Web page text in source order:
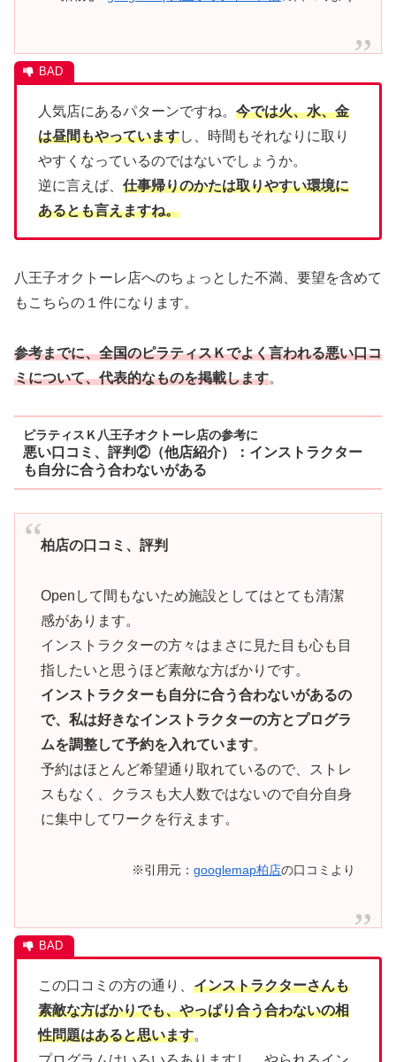
人気店にあるパターンですね。 今では火、水、金
は昼間もやっていますし、時間もそれなりに取り
やすくなっているのではないでしょうか。
逆に言えば、 仕事帰りのかたは取りやすい環境に
あるとも言えますね。
八王子オクトーレ店へのちょっとした不満、要望を含めて
もこちらの１件になります。
参考までに、全国のピラティスＫでよく言われる悪い口コ
ミについて、代表的なものを掲載します。
ピラティスＫ八王子オクトーレ店の参考に
悪い口コミ、評判②（他店紹介）： インストラクター
も自分に合う合わないがある
柏店の口コミ、評判
Openして間もないため施設としてはとても清潔
感があります。
インストラクターの方々はまさに見た目も心も目
指したいと思うほど素敵な方ばかりです。
インストラクターも自分に合う合わないがあるの
で、私は好きなインストラクターの方とプログラ
ムを調整して予約を入れています。
予約はほとんど希望通り取れているので、ストレ
スもなく、クラスも大人数ではないので自分自身
に集中してワークを行えます。
※引用元：googlemap柏店の口コミより
この口コミの方の通り、 インストラクターさんも
素敵な方ばかりでも、やっぱり合う合わないの相
性問題はあると思います。